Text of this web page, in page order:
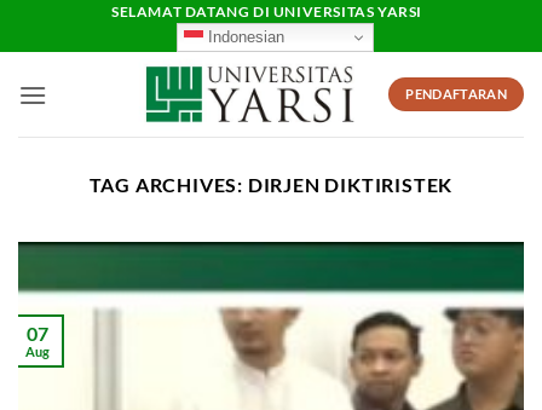
SELAMAT DATANG DI UNIVERSITAS YARSI
Indonesian
PENDAFTARAN
TAG ARCHIVES: DIRJEN DIKTIRISTEK
07
Aug